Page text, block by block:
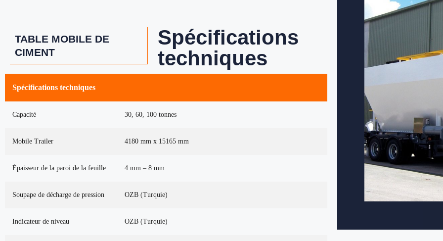
TABLE MOBILE DE
CIMENT
Spécifications
techniques
Spécifications techniques
Capacité 30, 60, 100 tonnes
Mobile Trailer 4180 mm x 15165 mm
Épaisseur de la paroi de la feuille 4 mm – 8 mm
Soupape de décharge de pression OZB (Turquie)
Indicateur de niveau OZB (Turquie)